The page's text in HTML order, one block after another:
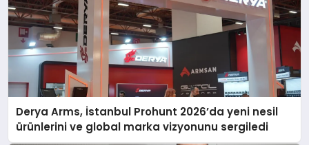
Derya Arms, İstanbul Prohunt 2026’da yeni nesil
ürünlerini ve global marka vizyonunu sergiledi